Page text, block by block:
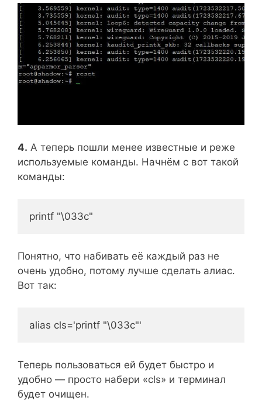
4. А теперь пошли менее известные и реже
используемые команды. Начнём с вот такой
команды:
printf "\033c"
Понятно, что набивать её каждый раз не
очень удобно, потому лучше сделать алиас.
Вот так:
alias cls='printf "\033c"'
Теперь пользоваться ей будет быстро и
удобно — просто набери «cls» и терминал
будет очищен.